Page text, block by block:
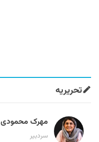
تحریریه
مهرک محمودی
سردبیر